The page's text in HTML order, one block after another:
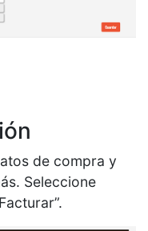
de compra y
Seleccione